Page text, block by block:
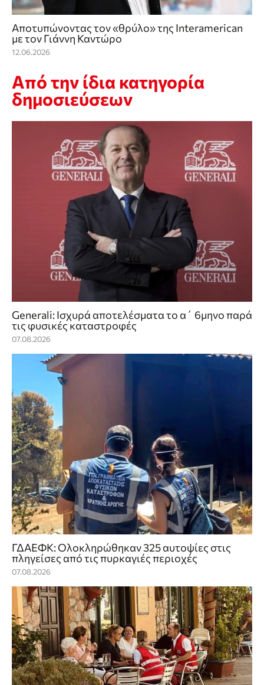
Αποτυπώνοντας τoν «θρύλο» της Interamerican
με τον Γιάννη Καντώρο
12.06.2026
Από την ίδια κατηγορία
δημοσιεύσεων
Generali: Ισχυρά αποτελέσματα το α΄ 6μηνο παρά
τις φυσικές καταστροφές
07.08.2026
ΓΔΑΕΦΚ: Ολοκληρώθηκαν 325 αυτοψίες στις
πληγείσες από τις πυρκαγιές περιοχές
07.08.2026